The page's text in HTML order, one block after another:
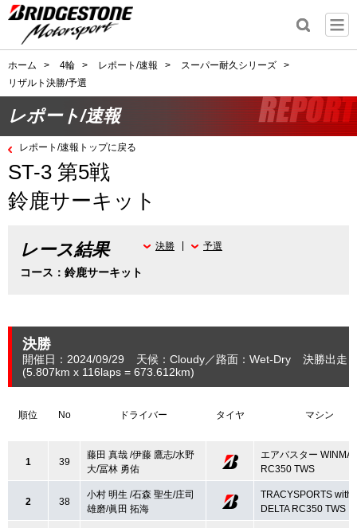
ホーム > 4輪 > レポート/速報 > スーパー耐久シリーズ
>
リザルト決勝/予選
レポート/速報
レポート/速報トップに戻る
ST-3 第5戦
鈴鹿サーキット
レース結果
コース：鈴鹿サーキット
決勝 予選
決勝
開催日：2024/09/29 天候：Cloudy 路面：Wet-Dry
決勝出走
(5.807km x 116laps = 673.612km)
順位 No ドライバー タイヤ マシン
1 39
藤田 真哉 /伊藤 鷹志/水野
大/冨林 勇佑
エアバスター
RC350 TWS
2 38
小村 明生 /石森 聖生/庄司
雄磨/眞田 拓海
TRACYSPORTS with
DELTA RC350 TWS